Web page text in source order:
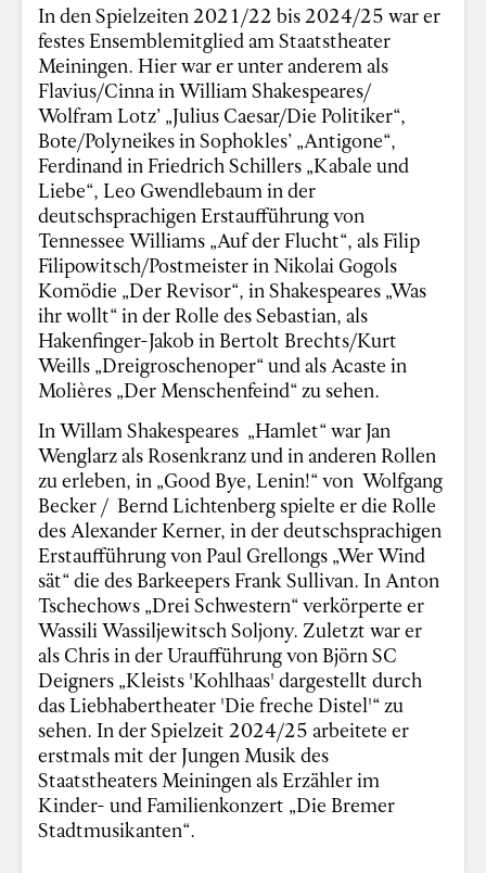
In den Spielzeiten 2021/22 bis 2024/25 war er
festes Ensemblemitglied am Staatstheater
Meiningen. Hier war er unter anderem als
Flavius/Cinna in William Shakespeares/
Wolfram Lotz’ „Julius Caesar/Die Politiker“,
Bote/Polyneikes in Sophokles’ „Antigone“,
Ferdinand in Friedrich Schillers „Kabale und
Liebe“, Leo Gwendlebaum in der
deutschsprachigen Erstaufführung von
Tennessee Williams „Auf der Flucht“, als Filip
Filipowitsch/Postmeister in Nikolai Gogols
Komödie „Der Revisor“, in Shakespeares „Was
ihr wollt“ in der Rolle des Sebastian, als
Hakenfinger-Jakob in Bertolt Brechts/Kurt
Weills „Dreigroschenoper“ und als Acaste in
Molières „Der Menschenfeind“ zu sehen.
In Willam Shakespeares „Hamlet“ war Jan
Wenglarz als Rosenkranz und in anderen Rollen
zu erleben, in „Good Bye, Lenin!“ von Wolfgang
Becker / Bernd Lichtenberg spielte er die Rolle
des Alexander Kerner, in der deutschsprachigen
Erstaufführung von Paul Grellongs „Wer Wind
sät“ die des Barkeepers Frank Sullivan. In Anton
Tschechows „Drei Schwestern“ verkörperte er
Wassili Wassiljewitsch Soljony. Zuletzt war er
als Chris in der Uraufführung von Björn SC
Deigners „Kleists 'Kohlhaas' dargestellt durch
das Liebhabertheater 'Die freche Distel'“ zu
sehen. In der Spielzeit 2024/25 arbeitete er
erstmals mit der Jungen Musik des
Staatstheaters Meiningen als Erzähler im
Kinder- und Familienkonzert „Die Bremer
Stadtmusikanten“.